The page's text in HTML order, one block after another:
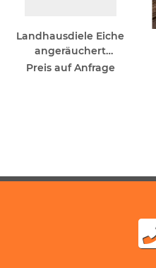
Landhausdiele Eiche
angeräuchert
gebürstet, black grain,
Preis auf Anfrage